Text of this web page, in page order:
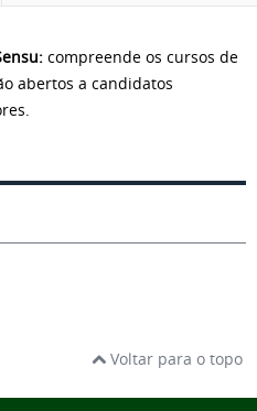
compreende os cursos de
abertos a candidatos
Voltar para o topo